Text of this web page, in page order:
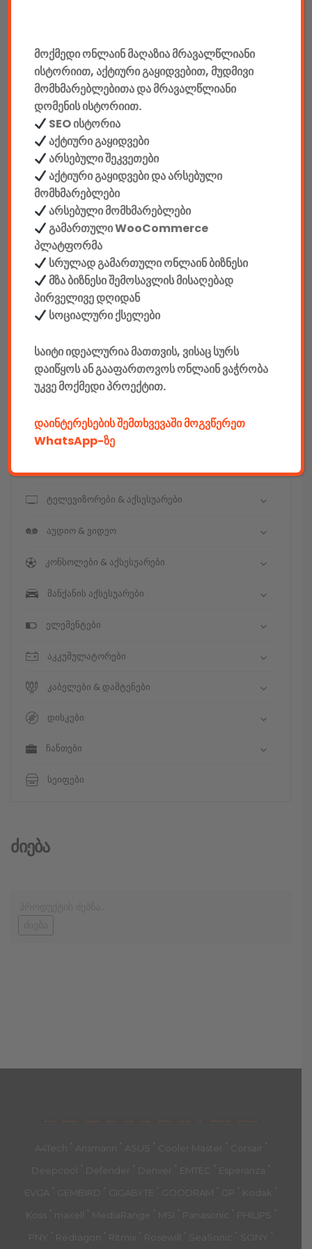
ელემენტები
აკკუმულატორები
კაბელები & დამტენები
დისკები
ჩანთები
სეიფები
კონსტრუქტორები
E-mobility
კომპიუტერები & აქსესუარები
ტელეფონები & აქსესუარები
ნოუთბუქები & აქსესუარები
ტელევიზორები & აქსესუარები
აუდიო & ვიდეო
კონსოლები & აქსესუარები
მანქანის აქსესუარები
ელემენტები
აკკუმულატორები
კაბელები & დამტენები
დისკები
ჩანთები
სეიფები
Ძიება
მთავარი კალათა
A4Tech ' Ansmann ' ASUS ' Cooler Master ' Corsair '
Deepcool ' Defender ' Denver ' EMTEC ' Esperanza '
EVGA ' GEMBIRD ' GIGABYTE ' GOODRAM ' GP ' Kodak '
Koss ' maxell ' MediaRange ' MSI ' Panasonic ' PHILIPS '
PNY ' Redragon ' Ritmix ' Rosewill ' SeaSonic ' SONY '
მოქმედი ონლაინ მაღაზია მრავალწლიანი
ისტორიით, აქტიური გაყიდვებით, მუდმივი
მომხმარებლებითა და მრავალწლიანი
დომენის ისტორიით.
SEO ისტორია
აქტიური გაყიდვები
არსებული შეკვეთები
აქტიური გაყიდვები და არსებული
მომხმარებლები
არსებული მომხმარებლები
გამართული WooCommerce
პლატფორმა
სრულად გამართული ონლაინ ბიზნესი
მზა ბიზნესი შემოსავლის მისაღებად
პირველივე დღიდან
სოციალური ქსელები
საიტი იდეალურია მათთვის, ვისაც სურს
დაიწყოს ან გააფართოვოს ონლაინ ვაჭრობა
უკვე მოქმედი პროექტით.
დაინტერესების შემთხვევაში მოგვწერეთ
WhatsApp-ზე